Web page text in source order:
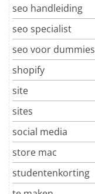
seo handleiding
seo specialist
seo voor dummies
shopify
site
sites
social media
store mac
studentenkorting